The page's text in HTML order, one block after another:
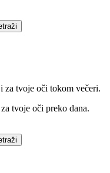
za tvoje oči tokom večeri.
tvoje oči preko dana.